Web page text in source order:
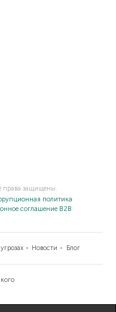
права защищены.
политика
соглашение B2B
Новости Блог